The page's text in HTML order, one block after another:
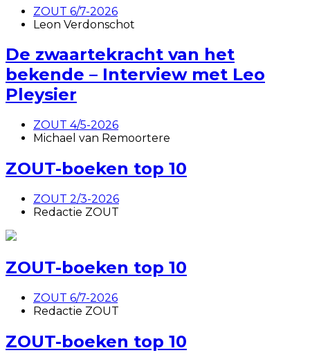
ZOUT 6/7-2026
Leon Verdonschot
De zwaartekracht van het
bekende – Interview met Leo
Pleysier
ZOUT 4/5-2026
Michael van Remoortere
ZOUT-boeken top 10
ZOUT 2/3-2026
Redactie ZOUT
ZOUT-boeken top 10
ZOUT 6/7-2026
Redactie ZOUT
ZOUT-boeken top 10